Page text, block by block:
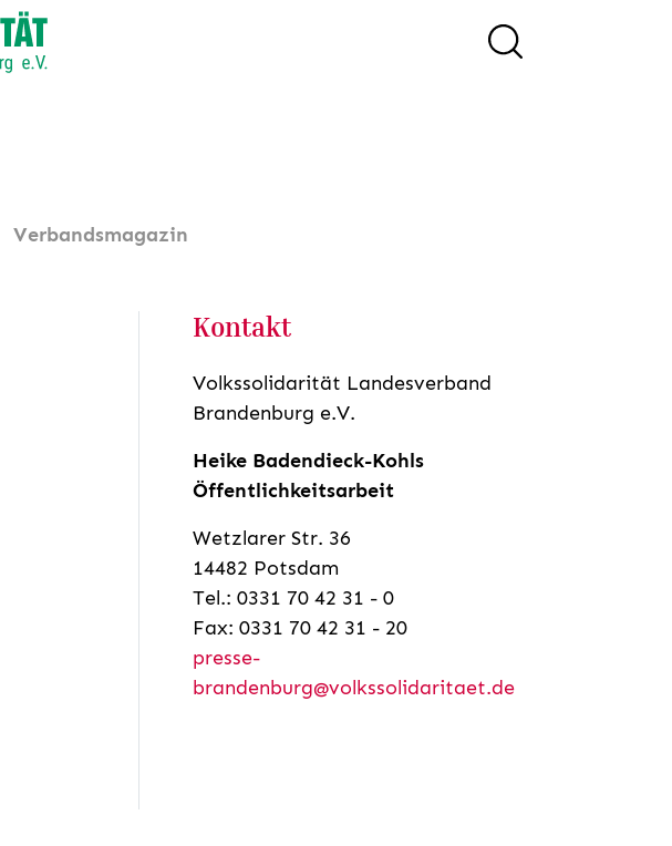
Verbandsmagazin
Kontakt
Volkssolidarität Landesverband
Brandenburg e.V.
Heike Badendieck-Kohls
Öffentlichkeitsarbeit
Wetzlarer Str. 36
14482 Potsdam
Tel.: 0331 70 42 31 - 0
Fax: 0331 70 42 31 - 20
presse-
brandenburg@volkssolidaritaet.de